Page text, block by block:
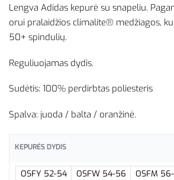
Lengva Adidas kepurė su snapeliu.
orui pralaidžios climalite® medžiagos,
50+ spindulių.
Reguliuojamas dydis.
Sudėtis: 100% perdirbtas poliesteris
Spalva: juoda / balta / oranžinė.
KEPURĖS DYDIS
OSFY 52-54 OSFW 54-56 OSFM